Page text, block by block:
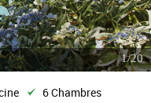
1/20
6 Chambres